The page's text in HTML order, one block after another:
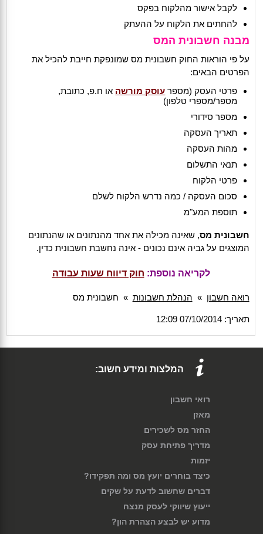
לקבל אישור מהלקוח בפקס
להחתים את הלקוח על ההעתק
מבנה חשבונית המס
על פי הוראות החוק חשבונית מס שמונפקת חייבת להכיל את
הפרטים הבאים:
פרטי העסק (מספר עוסק מורשה או ח.פ, כתובת,
מספר/מספרי טלפון)
מספר סידורי
תאריך העסקה
מהות העסקה
תנאי התשלום
פרטי הלקוח
סכום העסקה / כמה נדרש הלקוח לשלם
תוספת המע"מ
חשבונית מס, שאינה מכילה את אחד מהנתונים או שהנתונים
המוצגים על גביה אינם נכונים - אינה נחשבת חשבונית כדין.
לקריאה נוספת: חוק דיווח שעות עבודה
רואה חשבון » הנהלת חשבונות » חשבונית מס
תאריך: 07/10/2014 12:09
המלצות ומידע חשוב:
רואי חשבון
מאזן
החזר מס לשכירים
מדריך פתיחת עסק
יזמות
כיצד בוחרים יועץ מס ומה תפקידו?
דברים שחשוב לדעת על שקים
ייעוץ שיווקי לעסק מנצח
מדוע יש לבצע הצהרת הון?